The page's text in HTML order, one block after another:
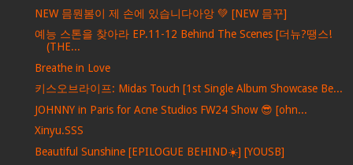
NEW 믐뭔봄이 제 손에 있습니다아앙 💚 [NEW 믐꾸]
예능 스톤을 찾아라 EP.11-12 Behind The Scenes [더뉴?땡스!
(THE...
Breathe in Love
키스오브라이프: Midas Touch [1st Single Album Showcase Be...
JOHNNY in Paris for Acne Studios FW24 Show 😎 [ohn...
Xinyu.SSS
Beautiful Sunshine [EPILOGUE BEHIND☀️] [YOUSB]